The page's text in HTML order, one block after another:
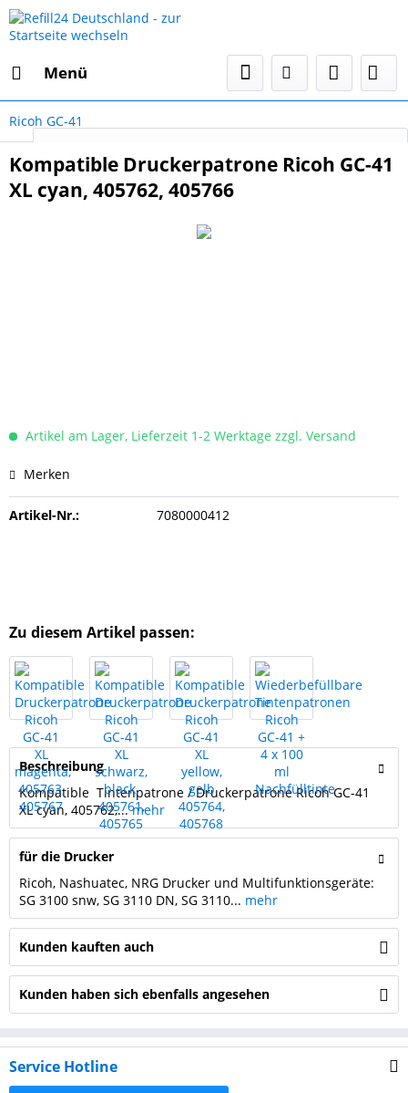
Menü
Ricoh GC-41
Kompatible Druckerpatrone Ricoh GC-41
XL cyan, 405762, 405766
Artikel am Lager, Lieferzeit 1-2 Werktage zzgl. Versand
Merken
Artikel-Nr.: 7080000412
Zu diesem Artikel passen:
Beschreibung
Kompatible Tintenpatrone / Druckerpatrone Ricoh GC-41
XL cyan, 405762,...mehr
für die Drucker
Ricoh, Nashuatec, NRG Drucker und Multifunktionsgeräte:
SG 3100 snw, SG 3110 DN, SG 3110... mehr
Kunden kauften auch
Kunden haben sich ebenfalls angesehen
Service Hotline